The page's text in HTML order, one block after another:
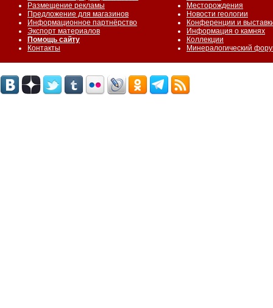
Размещение рекламы
Предложение для магазинов
Информационное партнёрство
Экспорт материалов
Помощь сайту
Контакты
Месторождения
Новости геологии
Конференции и
Информация о камнях
Коллекции
Минералогический